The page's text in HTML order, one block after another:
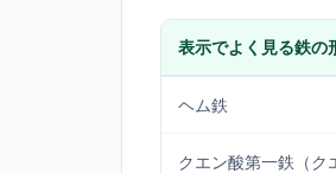
表示でよく見る鉄の
ヘム鉄
クエン酸第一鉄（ク